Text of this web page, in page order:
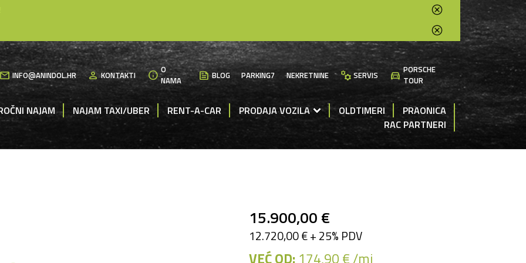
INFO@ANINDOL.HR personKONTAKTI info O
NAMA
NewsBLOG PARKING7 NEKRETNINE manufacturing SERVIS directions_car PORSCHE
TOUR
NAJAM NAJAM TAXI/UBER RENT-A-CAR PRODAJA VOZILA OLDTIMERI
PRAONICA
RAC PARTNERI
15.900,00 €
12.720,00 € + 25% PDV
VEĆ OD: 174,90 € /mj